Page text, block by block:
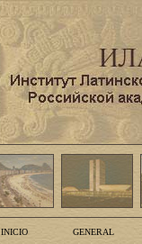
INICIO GENERAL